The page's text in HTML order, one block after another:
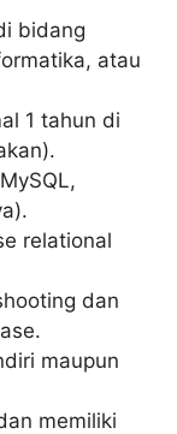
bidang
atau
1 tahun di
relational
dan
maupun
memiliki